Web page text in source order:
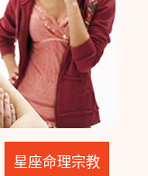
星座命理宗教